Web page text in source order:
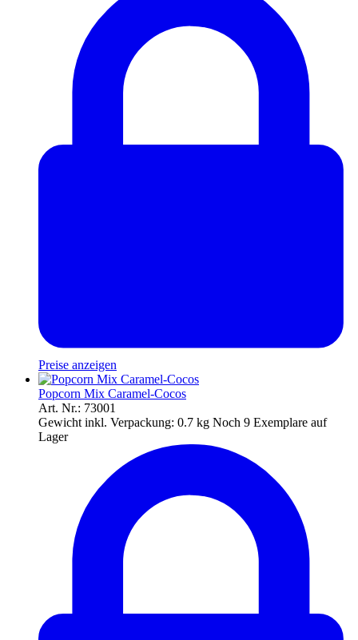
Preise anzeigen
Popcorn Mix Caramel-Cocos
Art. Nr.: 73001
Gewicht inkl. Verpackung: 0.7 kg Noch 9 Exemplare auf
Lager